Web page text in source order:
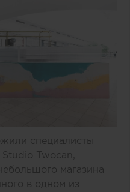
специалисты
Twocan,
магазина
в одном из